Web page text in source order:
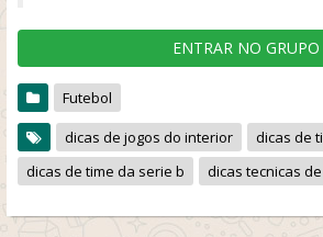
ENTRAR NO GRUPO
Futebol
dicas de jogos do interior
dicas de
dicas de time da serie b
dicas tecnicas